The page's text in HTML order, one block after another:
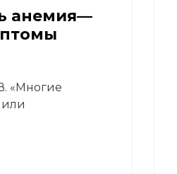
анемия—
«Многие
или